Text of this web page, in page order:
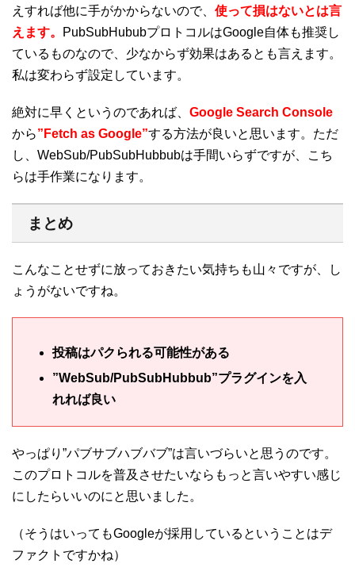
えすれば他に手がかからないので、 使って損はないとは言
えます。
PubSubHububプロトコルはGoogle自体も推奨し
ているものなので、少なからず効果はあるとも言えます。
私は変わらず設定しています。
絶対に早くというのであれば、 Google Search Console
から”Fetch as Google”する方法が良いと思います。ただ
し、WebSub/PubSubHubbubは手間いらずですが、こち
らは手作業になります。
まとめ
こんなことせずに放っておきたい気持ちも山々ですが、し
ょうがないですね。
投稿はパクられる可能性がある
”WebSub/PubSubHubbub”プラグインを入
れれば良い
やっぱり”パブサブハブバブ”は言いづらいと思うのです。
このプロトコルを普及させたいならもっと言いやすい感じ
にしたらいいのにと思いました。
（そうはいってもGoogleが採用しているということはデ
ファクトですかね）